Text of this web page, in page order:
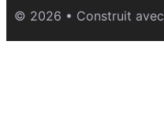
© 2026 • Construit avec